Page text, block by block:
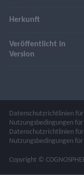
Herkunft
Veröffentlicht in
Version
Datenschutzrichtlinien
Nutzungsbedingungen
Datenschutzrichtlinien für
Nutzungsbedingungen für
Copyright ©